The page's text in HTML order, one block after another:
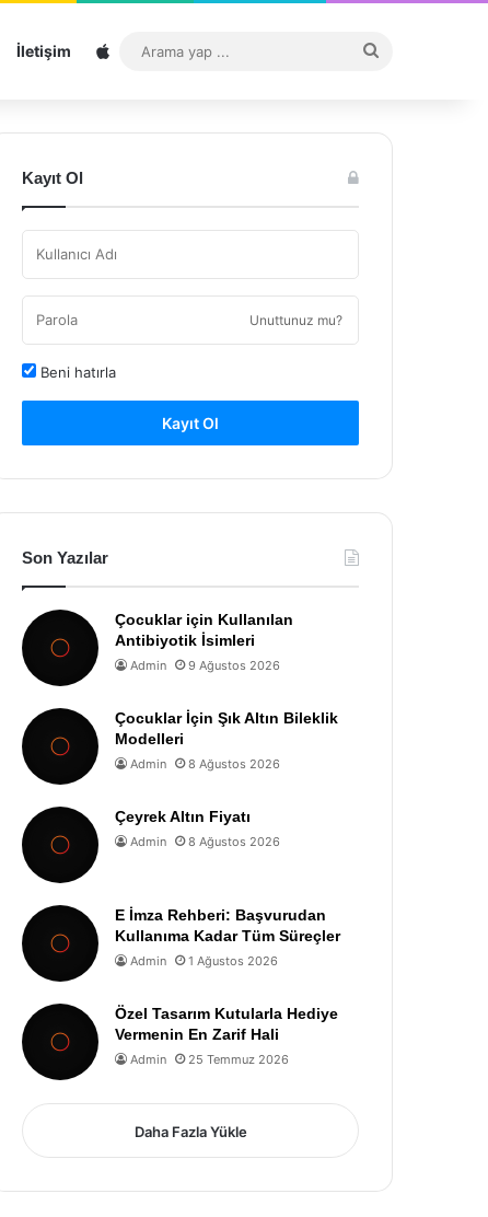
İletişim Sitemap
...
Kayıt Ol
Unuttunuz mu?
Beni hatırla
Kayıt Ol
Son Yazılar
Çocuklar için Kullanılan
Antibiyotik İsimleri
Admin 9 Ağustos 2026
Çocuklar İçin Şık Altın Bileklik
Modelleri
Admin 8 Ağustos 2026
Çeyrek Altın Fiyatı
Admin 8 Ağustos 2026
E İmza Rehberi: Başvurudan
Kullanıma Kadar Tüm Süreçler
Admin 1 Ağustos 2026
Özel Tasarım Kutularla Hediye
Vermenin En Zarif Hali
Admin 25 Temmuz 2026
Daha Fazla Yükle